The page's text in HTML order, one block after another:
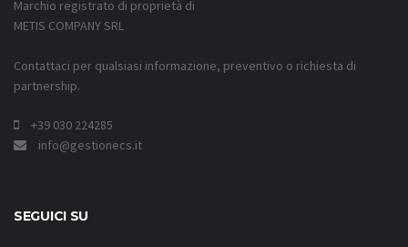
Marchio registrato di proprietà di
METIS COMPANY SRL
Contattaci per qualsiasi informazione, preventivo o richiesta di
partnership.
+39 030 224285
info@gestionecs.it
SEGUICI SU